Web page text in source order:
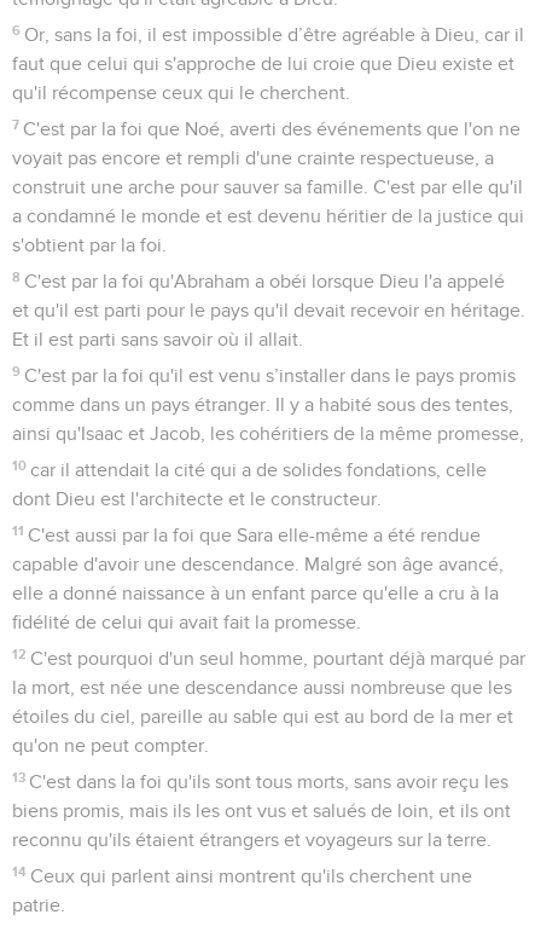
6 Or, sans la foi, il est impossible d’être agréable à Dieu, car il
faut que celui qui s'approche de lui croie que Dieu existe et
qu'il récompense ceux qui le cherchent.
7 C'est par la foi que Noé, averti des événements que l'on ne
voyait pas encore et rempli d'une crainte respectueuse, a
construit une arche pour sauver sa famille. C'est par elle qu'il
a condamné le monde et est devenu héritier de la justice qui
s'obtient par la foi.
8 C'est par la foi qu'Abraham a obéi lorsque Dieu l'a appelé
et qu'il est parti pour le pays qu'il devait recevoir en héritage.
Et il est parti sans savoir où il allait.
9 C'est par la foi qu'il est venu s’installer dans le pays promis
comme dans un pays étranger. Il y a habité sous des tentes,
ainsi qu'Isaac et Jacob, les cohéritiers de la même promesse,
10 car il attendait la cité qui a de solides fondations, celle
dont Dieu est l'architecte et le constructeur.
11 C'est aussi par la foi que Sara elle-même a été rendue
capable d'avoir une descendance. Malgré son âge avancé,
elle a donné naissance à un enfant parce qu'elle a cru à la
fidélité de celui qui avait fait la promesse.
12 C'est pourquoi d'un seul homme, pourtant déjà marqué par
la mort, est née une descendance aussi nombreuse que les
étoiles du ciel, pareille au sable qui est au bord de la mer et
qu'on ne peut compter.
13 C'est dans la foi qu'ils sont tous morts, sans avoir reçu les
biens promis, mais ils les ont vus et salués de loin, et ils ont
reconnu qu'ils étaient étrangers et voyageurs sur la terre.
14 Ceux qui parlent ainsi montrent qu'ils cherchent une
patrie.